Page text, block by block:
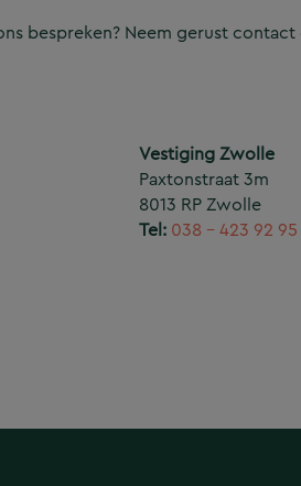
bespreken? Neem gerust contact
Vestiging Zwolle
Paxtonstraat 3m
8013 RP Zwolle
Tel: 038 – 423 92 95